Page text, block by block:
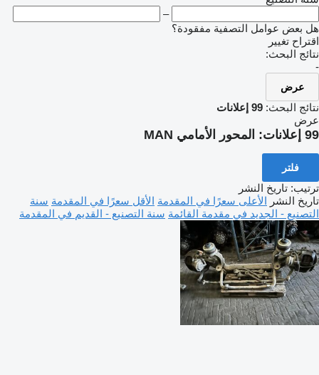
–
هل بعض عوامل التصفية مفقودة؟
اقتراح تغيير
نتائج البحث:
-
عرض
نتائج البحث: 99 إعلانات
عرض
99 إعلانات: المحور الأمامي MAN
فلتر
ترتيب: تاريخ النشر
تاريخ النشر الأعلى سعرًا في المقدمة الأقل سعرًا في المقدمة سنة
التصنيع - الجديد في مقدمة القائمة سنة التصنيع - القديم في المقدمة